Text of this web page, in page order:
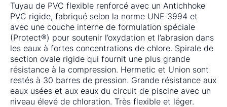
Tuyau de PVC flexible renforcé avec un Antichhoke
PVC rigide, fabriqué selon la norme UNE 3994 et
avec une couche interne de formulation spéciale
(Protect®) pour soutenir l’oxydation et l’abrasion dans
les eaux à fortes concentrations de chlore. Spirale de
section ovale rigide qui fournit une plus grande
résistance à la compression. Hermetic et Union sont
restés à 30 barres de pression. Grande résistance aux
eaux usées et aux eaux du circuit de piscine avec un
niveau élevé de chloration. Très flexible et léger.